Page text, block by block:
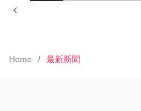
Home 最新新聞